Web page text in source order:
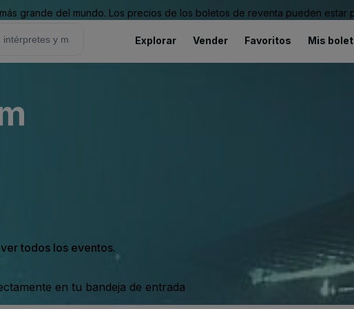
grande del mundo. Los precios de los boletos de reventa pueden estar
Explorar Vender Favoritos Mis
todos los eventos.
en tu bandeja de entrada